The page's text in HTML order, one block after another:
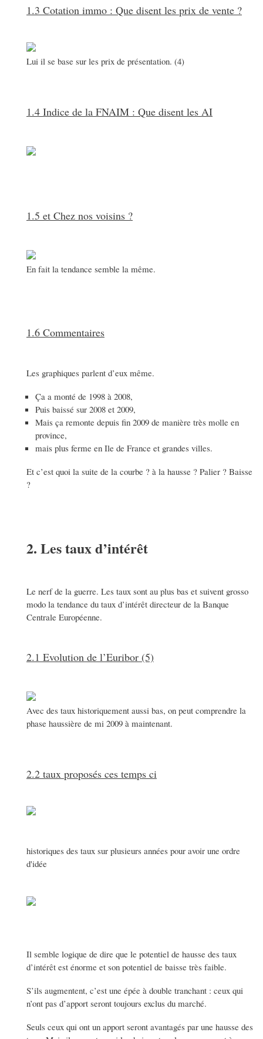
1.3 Cotation immo : Que disent les prix de vente ?
Lui il se base sur les prix de présentation. (4)
1.4 Indice de la FNAIM : Que disent les AI
1.5 et Chez nos voisins ?
En fait la tendance semble la même.
1.6 Commentaires
Les graphiques parlent d’eux même.
Ça a monté de 1998 à 2008,
Puis baissé sur 2008 et 2009,
Mais ça remonte depuis fin 2009 de manière très molle en
province,
mais plus ferme en Ile de France et grandes villes.
Et c’est quoi la suite de la courbe ? à la hausse ? Palier ? Baisse
?
2. Les taux d’intérêt
Le nerf de la guerre. Les taux sont au plus bas et suivent grosso
modo la tendance du taux d’intérêt directeur de la Banque
Centrale Européenne.
2.1 Evolution de l’Euribor (5)
Avec des taux historiquement aussi bas, on peut comprendre la
phase haussière de mi 2009 à maintenant.
2.2 taux proposés ces temps ci
historiques des taux sur plusieurs années pour avoir une ordre
d'idée
Il semble logique de dire que le potentiel de hausse des taux
d’intérêt est énorme et son potentiel de baisse très faible.
S’ils augmentent, c’est une épée à double tranchant : ceux qui
n’ont pas d’apport seront toujours exclus du marché.
Seuls ceux qui ont un apport seront avantagés par une hausse des